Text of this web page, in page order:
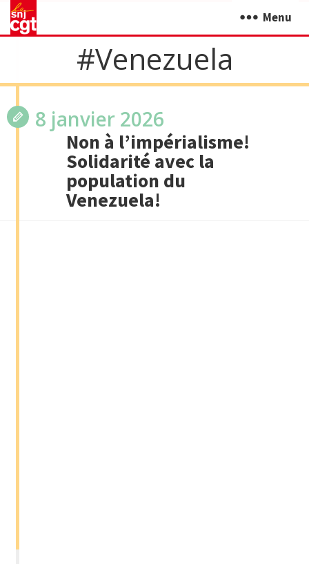
Menu
#Venezuela
8 janvier 2026
Non à l’impérialisme!
Solidarité avec la
population du
Venezuela!